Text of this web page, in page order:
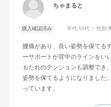
ちゃまると
購入確認済み 年代:50代 性別:
腰痛があり、良い姿勢を保てる
ーサポートが背中のラインをい
もたれのテンションも調整でき
姿勢を保てるようになりました
っています。